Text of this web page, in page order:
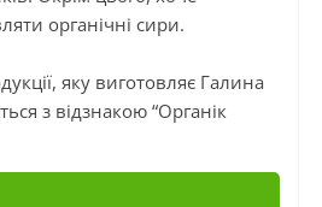
органічні сири.
яку виготовляє Галина
з відзнакою “Органік